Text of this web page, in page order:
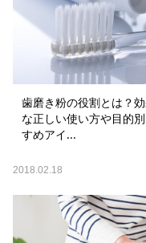
歯磨き粉の役割とは？
な正しい使い方や目的
すめアイ...
2018.02.18